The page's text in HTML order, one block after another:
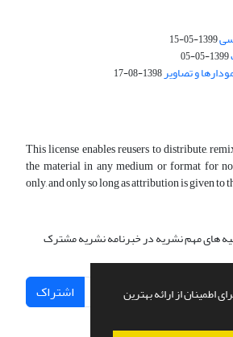
اطمینان از ارائه بهترین
1399-05-15
1399-05-05
و تصاویر1398-08-17
This license enables reusers to distribute,
the material in any medium or format for
only, and only so long as attribution is given to
های مهم نشریه در خبرنامه نشریه مشترک
اشتراک